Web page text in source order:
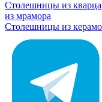
Столешницы из кварца
из мрамора
Столешницы из